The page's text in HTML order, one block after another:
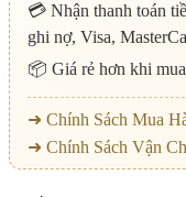
💳 Nhận thanh toán
ghi nợ, Visa,
📦 Giá rẻ hơn khi
➜ Chính Sách Mua
➜ Chính Sách Vận